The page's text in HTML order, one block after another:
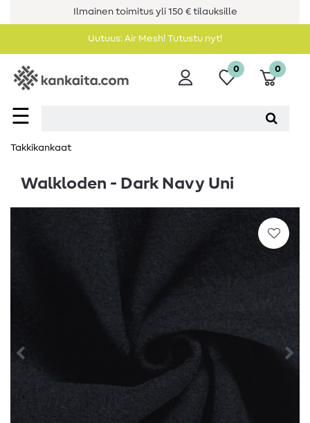
Ilmainen toimitus yli 150 € tilauksille
Uutuus: Air Mesh! Tutustu nyt!
☰
0 0
Takkikankaat
Walkloden - Dark Navy Uni